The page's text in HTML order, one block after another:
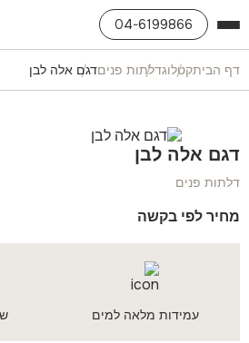
04-6199866
דף הביתקטלוגדלתות פניםדגם אלה לבן
דגם אלה לבן
דלתות פנים
מחיר לפי בקשה
עמידות מלאה למים